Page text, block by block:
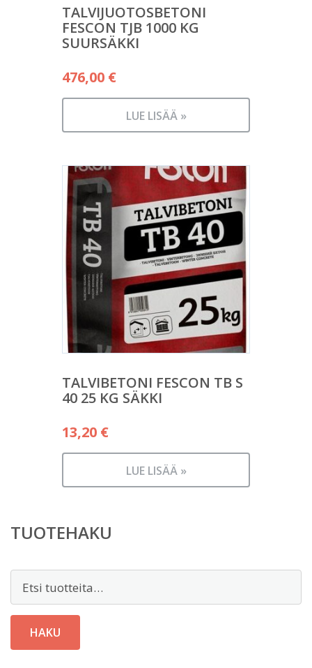
TALVIJUOTOSBETONI
FESCON TJB 1000 KG
SUURSÄKKI
476,00 €
LUE LISÄÄ »
TALVIBETONI FESCON TB S
40 25 KG SÄKKI
13,20 €
LUE LISÄÄ »
TUOTEHAKU
HAKU